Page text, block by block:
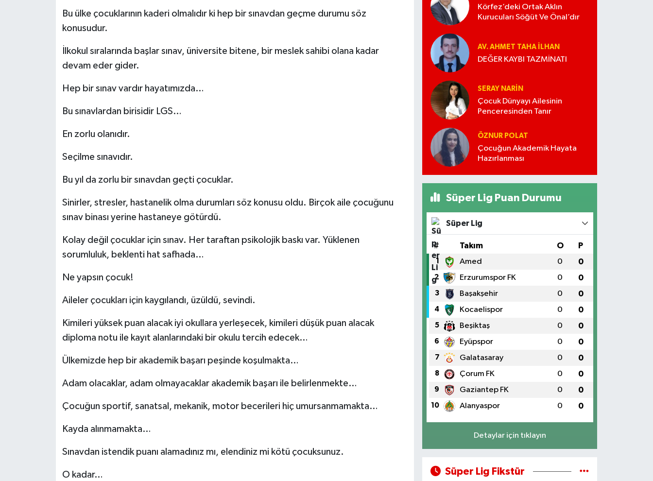
Bu ülke çocuklarının kaderi olmalıdır ki hep bir sınavdan geçme durumu söz
konusudur.
İlkokul sıralarında başlar sınav, üniversite bitene, bir meslek sahibi olana kadar
devam eder gider.
Hep bir sınav vardır hayatımızda…
Bu sınavlardan birisidir LGS…
En zorlu olanıdır.
Seçilme sınavıdır.
Bu yıl da zorlu bir sınavdan geçti çocuklar.
Sinirler, stresler, hastanelik olma durumları söz konusu oldu. Birçok aile çocuğunu
sınav binası yerine hastaneye götürdü.
Kolay değil çocuklar için sınav. Her taraftan psikolojik baskı var. Yüklenen
sorumluluk, beklenti hat safhada…
Ne yapsın çocuk!
Aileler çocukları için kaygılandı, üzüldü, sevindi.
Kimileri yüksek puan alacak iyi okullara yerleşecek, kimileri düşük puan alacak
diploma notu ile kayıt alanlarındaki bir okulu tercih edecek…
Ülkemizde hep bir akademik başarı peşinde koşulmakta…
Adam olacaklar, adam olmayacaklar akademik başarı ile belirlenmekte…
Çocuğun sportif, sanatsal, mekanik, motor becerileri hiç umursanmamakta…
Kayda alınmamakta…
Sınavdan istendik puanı alamadınız mı, elendiniz mi kötü çocuksunuz.
O kadar…
Körfez’deki Ortak Aklın
Kurucuları Söğüt Ve Önal’dır
AV. AHMET TAHA İLHAN
DEĞER KAYBI TAZMİNATI
SERAY NARİN
Çocuk Dünyayı Ailesinin
Penceresinden Tanır
ÖZNUR POLAT
Çocuğun Akademik Hayata
Hazırlanması
Süper Lig Puan Durumu
Süper Lig
# Takım O P
1 Amed 0 0
2 Erzurumspor FK 0 0
3 Başakşehir 0 0
4 Kocaelispor 0 0
5 Beşiktaş 0 0
6 Eyüpspor 0 0
7 Galatasaray 0 0
8 Çorum FK 0 0
9 Gaziantep FK 0 0
10 Alanyaspor 0 0
Detaylar için tıklayın
Süper Lig Fikstür